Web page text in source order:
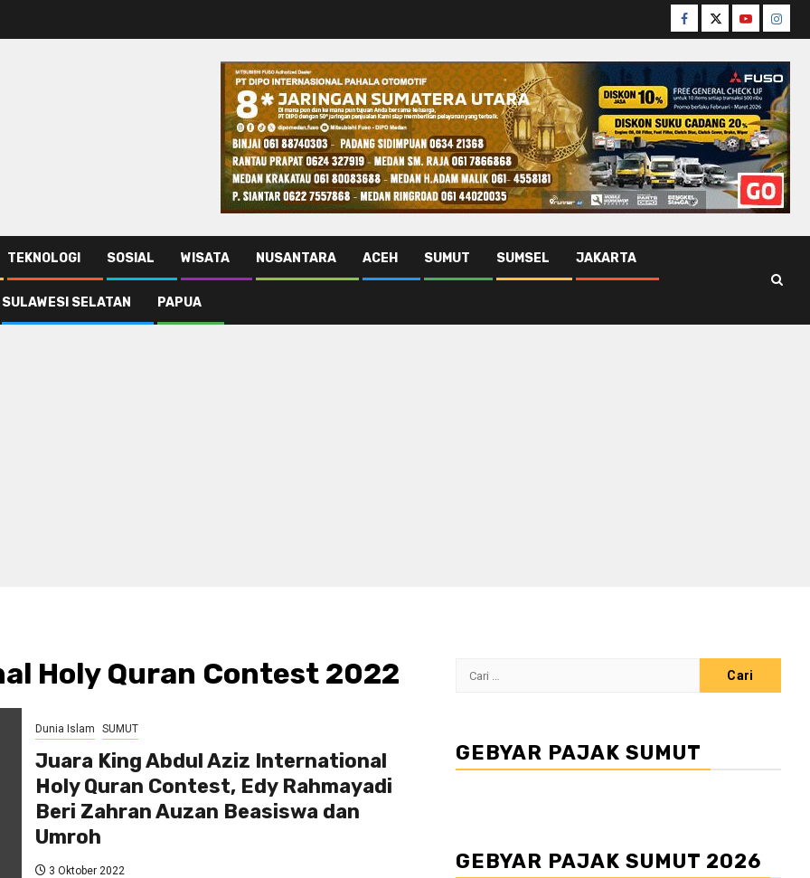
Facebook
TwitterYoutube
TEKNOLOGI SOSIAL WISATA NUSANTARA ACEH SUMUT SUMSEL JAKARTA
SULAWESI SELATAN PAPUA
Holy Quran Contest 2022
Dunia Islam SUMUT
Juara King Abdul Aziz International
Holy Quran Contest, Edy Rahmayadi
Beri Zahran Auzan Beasiswa dan
Umroh
3 Oktober 2022
Cari
GEBYAR PAJAK SUMUT
GEBYAR PAJAK SUMUT 2026